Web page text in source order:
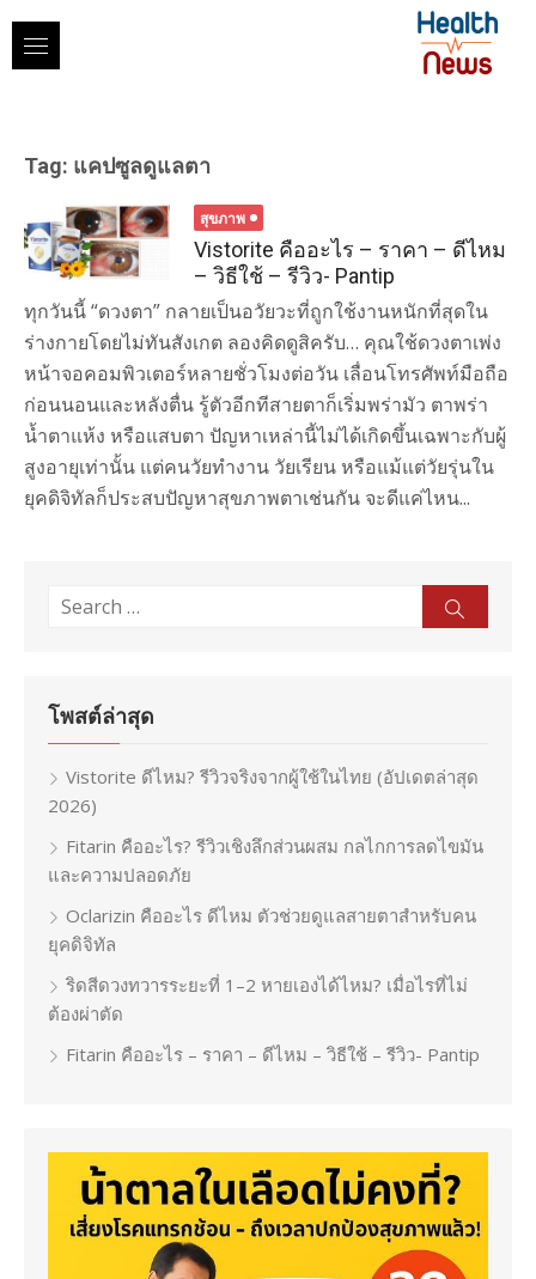
content
Tag: แคปซูลดูแลตา
สุขภาพ
Vistorite คืออะไร – ราคา – ดีไหม
– วิธีใช้ – รีวิว- Pantip
ทุกวันนี้ “ดวงตา” กลายเป็นอวัยวะที่ถูกใช้งานหนักที่สุดใน
ร่างกายโดยไม่ทันสังเกต ลองคิดดูสิครับ… คุณใช้ดวงตาเพ่ง
หน้าจอคอมพิวเตอร์หลายชั่วโมงต่อวัน เลื่อนโทรศัพท์มือถือ
ก่อนนอนและหลังตื่น รู้ตัวอีกทีสายตาก็เริ่มพร่ามัว ตาพร่า
น้ำตาแห้ง หรือแสบตา ปัญหาเหล่านี้ไม่ได้เกิดขึ้นเฉพาะกับผู้
สูงอายุเท่านั้น แต่คนวัยทำงาน วัยเรียน หรือแม้แต่วัยรุ่นใน
ยุคดิจิทัลก็ประสบปัญหาสุขภาพตาเช่นกัน จะดีแค่ไหน...
Search
โพสต์ล่าสุด
Vistorite ดีไหม? รีวิวจริงจากผู้ใช้ในไทย (อัปเดตล่าสุด
2026)
Fitarin คืออะไร? รีวิวเชิงลึกส่วนผสม กลไกการลดไขมัน
และความปลอดภัย
Oclarizin คืออะไร ดีไหม ตัวช่วยดูแลสายตาสำหรับคน
ยุคดิจิทัล
ริดสีดวงทวารระยะที่ 1–2 หายเองได้ไหม? เมื่อไรที่ไม่
ต้องผ่าตัด
Fitarin คืออะไร – ราคา – ดีไหม – วิธีใช้ – รีวิว- Pantip